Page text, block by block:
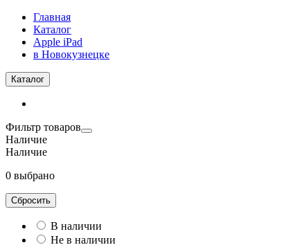
Главная
Каталог
Apple iPad
в Новокузнецке
Каталог
Фильтр товаров
Наличие
Наличие
0 выбрано
Сбросить
В наличии
Не в наличии